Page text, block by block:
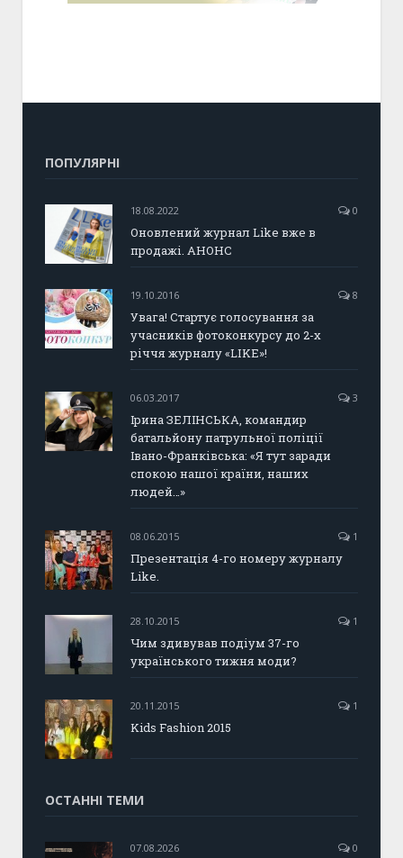
ПОПУЛЯРНІ
18.08.2022 0
Оновлений журнал Like вже в
продажі. АНОНС
19.10.2016 8
Увага! Стартує голосування за
учасників фотоконкурсу до 2-х
річчя журналу «LIKE»!
06.03.2017 3
Ірина ЗЕЛІНСЬКА, командир
батальйону патрульної поліції
Івано-Франківська: «Я тут заради
спокою нашої країни, наших
людей…»
08.06.2015 1
Презентація 4-го номеру журналу
Like.
28.10.2015 1
Чим здивував подіум 37-го
українського тижня моди?
20.11.2015 1
Kids Fashion 2015
ОСТАННІ ТЕМИ
07.08.2026 0